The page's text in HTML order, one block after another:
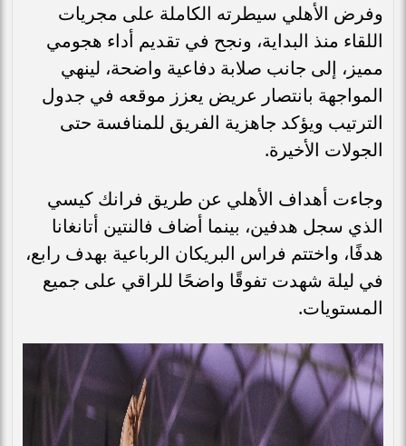
وفرض الأهلي سيطرته الكاملة على مجريات
اللقاء منذ البداية، ونجح في تقديم أداء هجومي
مميز، إلى جانب صلابة دفاعية واضحة، لينهي
المواجهة بانتصار عريض يعزز موقعه في جدول
الترتيب ويؤكد جاهزية الفريق للمنافسة حتى
الجولات الأخيرة.
وجاءت أهداف الأهلي عن طريق فرانك كيسي
الذي سجل هدفين، بينما أضاف فالنتين أتانغانا
هدفًا، واختتم فراس البريكان الرباعية بهدف رابع،
في ليلة شهدت تفوقًا واضحًا للراقي على جميع
المستويات.